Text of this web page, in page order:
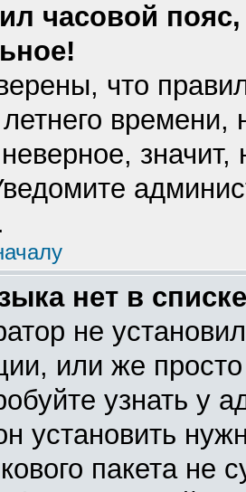
часовой
что
летнего
нет в
не
или же
узнать у
установить
пакета не